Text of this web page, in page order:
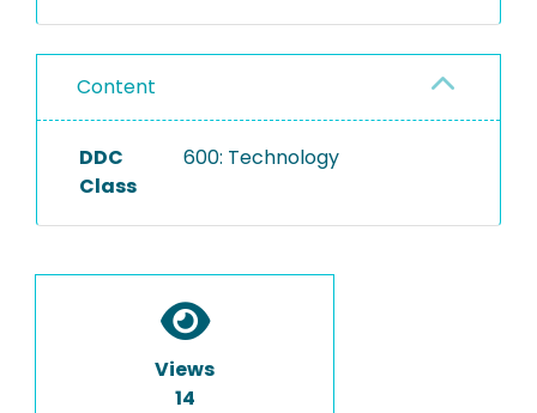
Content
DDC
Class
600: Technology
Views
14